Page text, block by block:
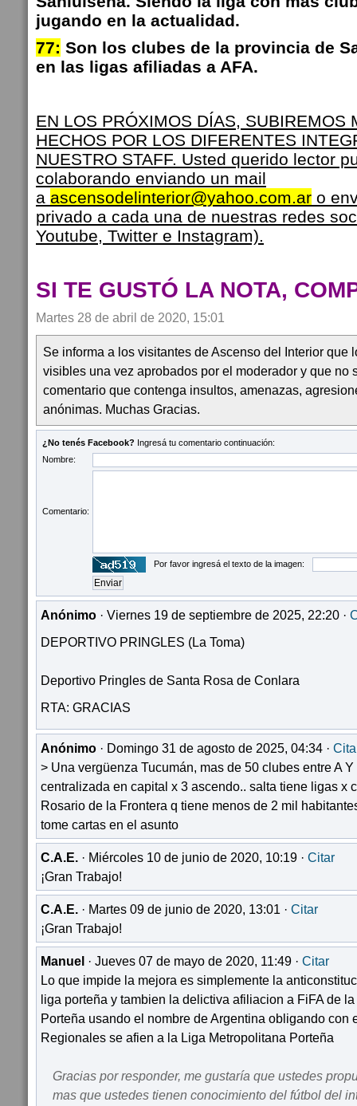
jugando en la actualidad.
77: Son los clubes de la provincia de
en las ligas afiliadas a AFA.
EN LOS PRÓXIMOS DÍAS, SUBIREMOS
HECHOS POR LOS DIFERENTES
NUESTRO STAFF. Usted querido lector
colaborando enviando un mail
a ascensodelinterior@yahoo.com.ar o
privado a cada una de nuestras redes
Youtube, Twitter e Instagram).
SI TE GUSTÓ LA NOTA,
Martes 28 de abril de 2020, 15:01
Se informa a los visitantes de Ascenso del Interior que
visibles una vez aprobados por el moderador y que no
comentario que contenga insultos, amenazas,
anónimas. Muchas Gracias.
¿No tenés Facebook? Ingresá tu comentario continuación:
Nombre:
Comentario:
Por favor ingresá el texto de la imagen:
Anónimo · Viernes 19 de septiembre de 2025, 22:20 ·
DEPORTIVO PRINGLES (La Toma)
Deportivo Pringles de Santa Rosa de Conlara
RTA: GRACIAS
Anónimo · Domingo 31 de agosto de 2025, 04:34 ·
> Una vergüenza Tucumán, mas de 50 clubes entre A
centralizada en capital x 3 ascendo.. salta tiene ligas x
Rosario de la Frontera q tiene menos de 2 mil
tome cartas en el asunto
C.A.E. · Miércoles 10 de junio de 2020, 10:19 · Citar
¡Gran Trabajo!
C.A.E. · Martes 09 de junio de 2020, 13:01 · Citar
¡Gran Trabajo!
Manuel · Jueves 07 de mayo de 2020, 11:49 · Citar
Lo que impide la mejora es simplemente la
liga porteña y tambien la delictiva afiliacion a FiFA de
Porteña usando el nombre de Argentina obligando con
Regionales se afien a la Liga Metropolitana Porteña
Gracias por responder, me gustaría que ustedes
mas que ustedes tienen conocimiento del fútbol del